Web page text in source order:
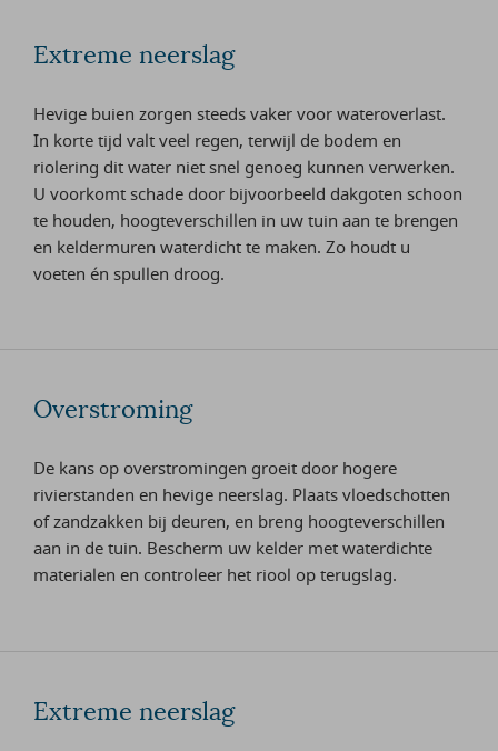
Extreme neerslag
Hevige buien zorgen steeds vaker voor wateroverlast.
In korte tijd valt veel regen, terwijl de bodem en
riolering dit water niet snel genoeg kunnen verwerken.
U voorkomt schade door bijvoorbeeld dakgoten schoon
te houden, hoogteverschillen in uw tuin aan te brengen
en keldermuren waterdicht te maken. Zo houdt u
voeten én spullen droog.
Overstroming
De kans op overstromingen groeit door hogere
rivierstanden en hevige neerslag. Plaats vloedschotten
of zandzakken bij deuren, en breng hoogteverschillen
aan in de tuin. Bescherm uw kelder met waterdichte
materialen en controleer het riool op terugslag.
Extreme neerslag